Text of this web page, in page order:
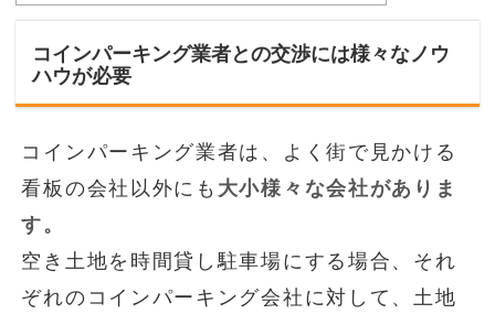
コインパーキング業者との交渉には様々なノウ
ハウが必要
コインパーキング業者は、よく街で見かける
看板の会社以外にも 大小様々な会社がありま
す。
空き土地を時間貸し駐車場にする場合、それ
ぞれのコインパーキング会社に対して、土地